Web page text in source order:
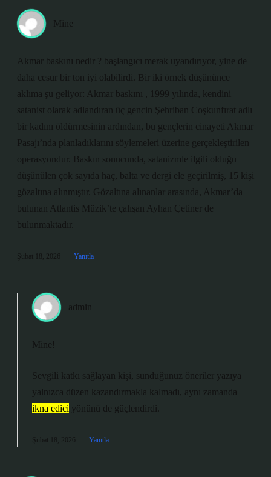
Mine
Akmar baskını nedir ? başlangıcı merak uyandırıyor, yine de
daha cesur bir ton iyi olabilirdi. Bir iki örnek düşününce
aklıma şu geliyor: Akmar baskını , 1999 yılında, kendini
satanist olarak adlandıran üç gencin Şehriban Coşkunfırat adlı
bir kadını öldürmesinin ardından, bu gençlerin cinayeti Akmar
Pasajı’nda planladıklarını söylemeleri üzerine gerçekleştirilen
operasyondur. Baskın sonucunda, satanizmle ilgili olduğu
düşünülen çok sayıda haç, balta ve dergi ele geçirilmiş, 15 kişi
gözaltına alınmıştır. Gözaltına alınanlar arasında, Akmar’da
bulunan Atlantis Müzik’te çalışan Ayhan Çetiner de
bulunmaktadır.
Şubat 18, 2026 Yanıtla
admin
Mine!
Sevgili katkı sağlayan kişi, sunduğunuz öneriler yazıya
yalnızca düzen
kazandırmakla kalmadı, aynı zamanda
ikna edici yönünü de güçlendirdi.
Şubat 18, 2026 Yanıtla